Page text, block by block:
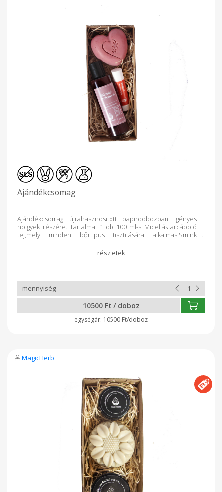
Ajándékcsomag
Ajándékcsomag újrahasznositott papirdobozban igényes
hölgyek részére. Tartalma: 1 db 100 ml-s Micellás arcápoló
tej,mely minden bőrtipus tisztitására alkalmas.Smink
szabadulhat meg a napi szennyeződésektől. Micellás
arcápoló tej - Arctisztítás - MagicHerb.eu 1 db Málnás
- MagicHerb.eu 1 db Meseszép sziv alakú kecsketejes
gyógynövényszappan Kecsketejes natúr szappan
virágos szív - Kecsketejes gyógynövény szappanok -
MagicHerb.eu 1 db Újrahasznositott ablakos papirdoboz
,diszcsomagolás
10500 Ft / doboz
10500 Ft/doboz
MagicHerb